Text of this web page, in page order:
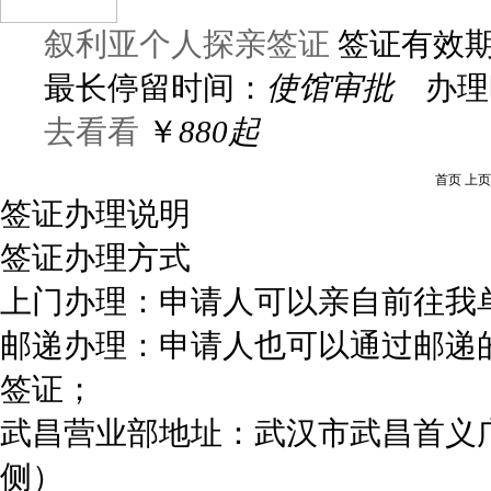
叙利亚个人探亲签证 签证有效
最长停留时间： 使馆审批办理
去看看 ￥880起
首页 上页
签证办理说明
签证办理方式
上门办理：申请人可以亲自前往
邮递办理：申请人也可以通过邮
签证；
武昌营业部地址：武汉市武昌首
侧）